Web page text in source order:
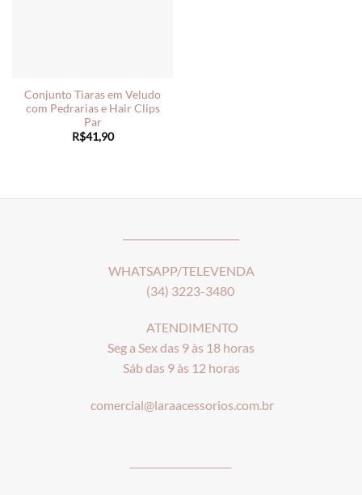
Conjunto Tiaras em Veludo
com Pedrarias e Hair Clips
Par
R$41,90
WHATSAPP/TELEVENDA
(34) 3223-3480
ATENDIMENTO
Seg a Sex das 9 às 18 horas
Sáb das 9 às 12 horas
comercial@laraacessorios.com.br